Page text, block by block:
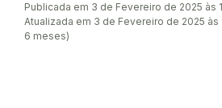
Publicada em 3 de Fevereiro de 2025 às
Atualizada em 3 de Fevereiro de 2025 às
6 meses)